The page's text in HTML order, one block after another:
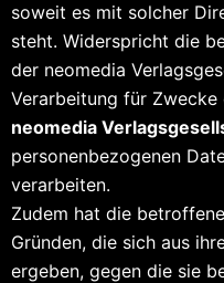
soweit es mit solcher
steht. Widerspricht die
der neomedia
Verarbeitung für
neomedia
personenbezogenen
verarbeiten.
Zudem hat die
Gründen, die sich aus
ergeben, gegen die sie